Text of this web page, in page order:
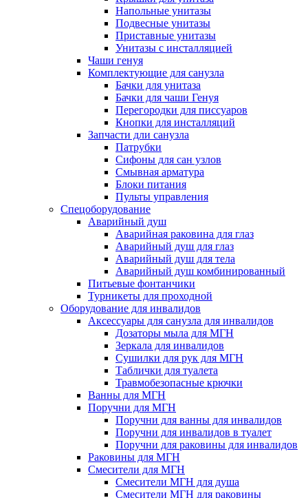
Напольные унитазы
Подвесные унитазы
Приставные унитазы
Унитазы с инсталляцией
Чаши генуя
Комплектующие для санузла
Бачки для унитаза
Бачки для чаши Генуя
Перегородки для писсуаров
Кнопки для инсталляций
Запчасти дли санузла
Патрубки
Сифоны для сан узлов
Смывная арматура
Блоки питания
Пульты управления
Спецоборудование
Аварийный душ
Аварийная раковина для глаз
Аварийный душ для глаз
Аварийный душ для тела
Аварийный душ комбинированный
Питьевые фонтанчики
Турникеты для проходной
Оборудование для инвалидов
Аксессуары для санузла для инвалидов
Дозаторы мыла для МГН
Зеркала для инвалидов
Сушилки для рук для МГН
Таблички для туалета
Травмобезопасные крючки
Ванны для МГН
Поручни для МГН
Поручни для ванны для инвалидов
Поручни для инвалидов в туалет
Поручни для раковины для инвалидов
Раковины для МГН
Смесители для МГН
Смесители МГН для душа
Смесители МГН для раковины